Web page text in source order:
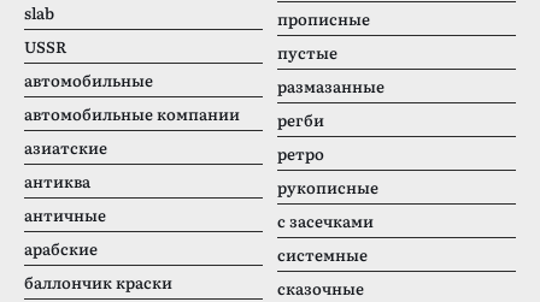
slab
USSR
автомобильные
автомобильные компании
азиатские
антиква
античные
арабские
баллончик краски
прописные
пустые
размазанные
регби
ретро
рукописные
с засечками
системные
сказочные